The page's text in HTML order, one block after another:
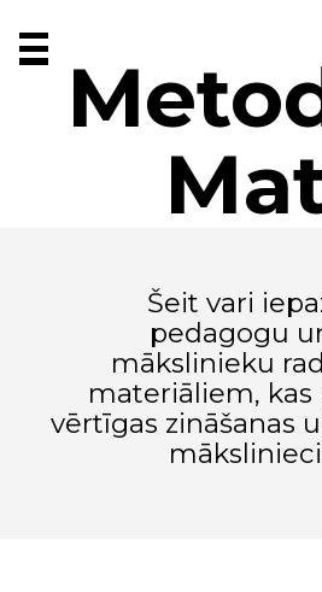
Šeit vari
pedagogu
mākslinieku
materiāliem,
vērtīgas zināšanas